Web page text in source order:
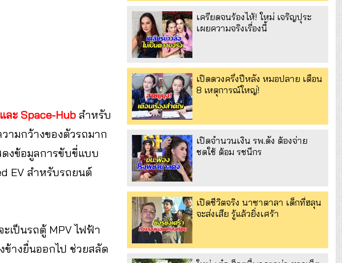
ละ Space-Hub สำหรับ
ามกว้างของตัวรถมาก
งข้อมูลการขับขี่แบบ
EV สำหรับรถยนต์
เป็นรถตู้ MPV ไฟฟ้า
างยื่นออกไป ช่วยสลัด
เครียดจนร้องไห้! ใหม่ เจริญปุระ
เผยความจริงเรื่องนี้
เปิดดวงครึ่งปีหลัง หมอปลาย เตือน
8 เหตุการณ์ใหญ่!
เปิดจำนวนเงิน รพ.ดัง ต้องจ่าย
ชดใช้ ต้อม รชนีกร
เปิดชีวิตจริง นาซาตาลา เด็กที่ฮลุน
จะส่งเสีย รู้แล้วยิ่งเศร้า